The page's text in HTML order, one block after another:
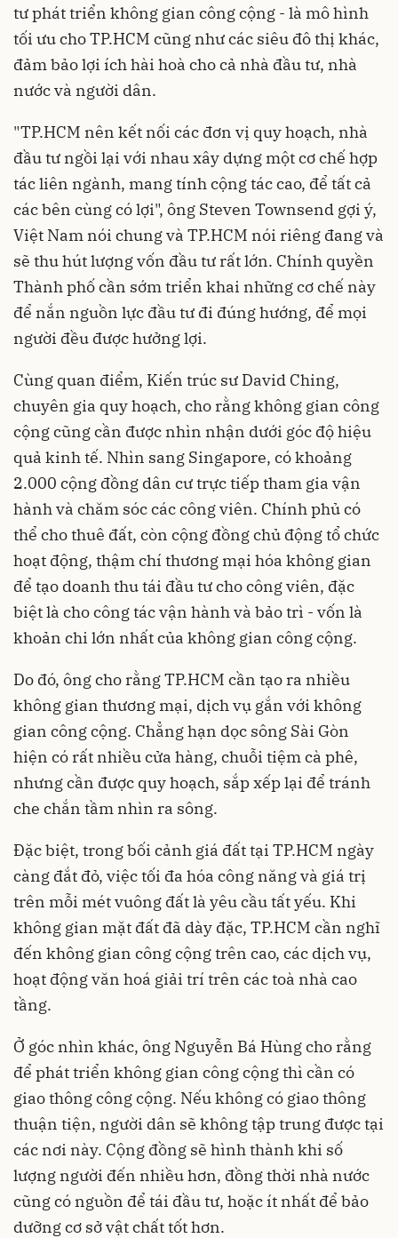
tư phát triển không gian công cộng - là mô hình
tối ưu cho TP.HCM cũng như các siêu đô thị khác,
đảm bảo lợi ích hài hoà cho cả nhà đầu tư, nhà
nước và người dân.
"TP.HCM nên kết nối các đơn vị quy hoạch, nhà
đầu tư ngồi lại với nhau xây dựng một cơ chế hợp
tác liên ngành, mang tính cộng tác cao, để tất cả
các bên cùng có lợi", ông Steven Townsend gợi ý,
Việt Nam nói chung và TP.HCM nói riêng đang và
sẽ thu hút lượng vốn đầu tư rất lớn. Chính quyền
Thành phố cần sớm triển khai những cơ chế này
để nắn nguồn lực đầu tư đi đúng hướng, để mọi
người đều được hưởng lợi.
Cùng quan điểm, Kiến trúc sư David Ching,
chuyên gia quy hoạch, cho rằng không gian công
cộng cũng cần được nhìn nhận dưới góc độ hiệu
quả kinh tế. Nhìn sang Singapore, có khoảng
2.000 cộng đồng dân cư trực tiếp tham gia vận
hành và chăm sóc các công viên. Chính phủ có
thể cho thuê đất, còn cộng đồng chủ động tổ chức
hoạt động, thậm chí thương mại hóa không gian
để tạo doanh thu tái đầu tư cho công viên, đặc
biệt là cho công tác vận hành và bảo trì - vốn là
khoản chi lớn nhất của không gian công cộng.
Do đó, ông cho rằng TP.HCM cần tạo ra nhiều
không gian thương mại, dịch vụ gắn với không
gian công cộng. Chẳng hạn dọc sông Sài Gòn
hiện có rất nhiều cửa hàng, chuỗi tiệm cà phê,
nhưng cần được quy hoạch, sắp xếp lại để tránh
che chắn tầm nhìn ra sông.
Đặc biệt, trong bối cảnh giá đất tại TP.HCM ngày
càng đắt đỏ, việc tối đa hóa công năng và giá trị
trên mỗi mét vuông đất là yêu cầu tất yếu. Khi
không gian mặt đất đã dày đặc, TP.HCM cần nghĩ
đến không gian công cộng trên cao, các dịch vụ,
hoạt động văn hoá giải trí trên các toà nhà cao
tầng.
Ở góc nhìn khác, ông Nguyễn Bá Hùng cho rằng
để phát triển không gian công cộng thì cần có
giao thông công cộng. Nếu không có giao thông
thuận tiện, người dân sẽ không tập trung được tại
các nơi này. Cộng đồng sẽ hình thành khi số
lượng người đến nhiều hơn, đồng thời nhà nước
cũng có nguồn để tái đầu tư, hoặc ít nhất để bảo
dưỡng cơ sở vật chất tốt hơn.